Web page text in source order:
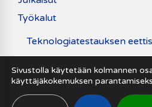
Työkalut
Teknologiatestauksen
Uutiset
Sivustolla käytetään kolmannen
käyttäjäkokemuksen